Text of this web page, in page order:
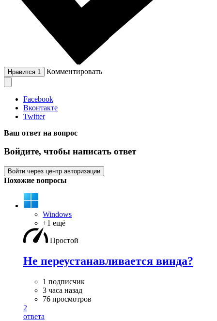
Нравится 1 Комментировать
Facebook
Вконтакте
Twitter
Ваш ответ на вопрос
Войдите, чтобы написать ответ
Войти через центр авторизации
Похожие вопросы
Windows
+1 ещё
Простой
Не переустанавливается винда?
1 подписчик
3 часа назад
76 просмотров
2
ответа